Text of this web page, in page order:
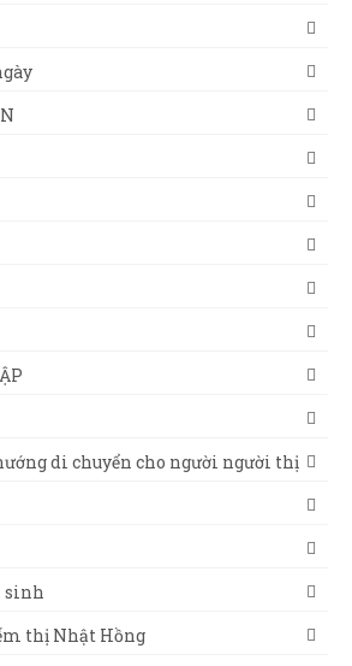
di chuyển cho người người thị
sinh
thị Nhật Hồng